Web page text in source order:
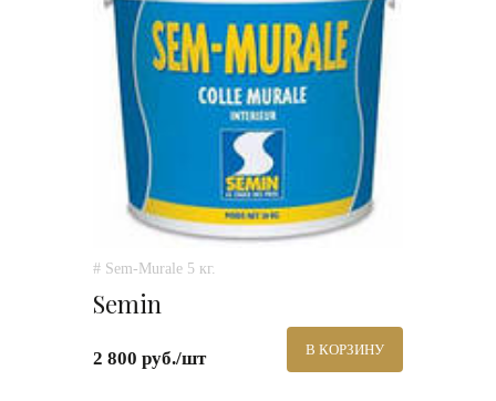
# Sem-Murale 5 кг.
Semin
2 800 руб./шт В КОРЗИНУ